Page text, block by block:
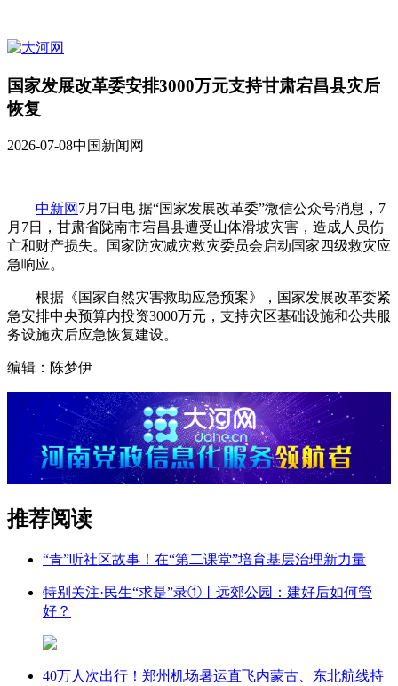
国家发展改革委安排3000万元支持甘肃宕昌县灾后
恢复
2026-07-08中国新闻网
中新网 7月7日电 据“国家发展改革委”微信公众号消息，7
月7日，甘肃省陇南市宕昌县遭受山体滑坡灾害，造成人员伤
亡和财产损失。国家防灾减灾救灾委员会启动国家四级救灾应
急响应。
根据《国家自然灾害救助应急预案》，国家发展改革委紧
急安排中央预算内投资3000万元，支持灾区基础设施和公共服
务设施灾后应急恢复建设。
编辑：陈梦伊
推荐阅读
“青”听社区故事！在“第二课堂”培育基层治理新力量
特别关注·民生“求是”录①丨远郊公园：建好后如何管
好？
40万人次出行！郑州机场暑运直飞内蒙古、东北航线持